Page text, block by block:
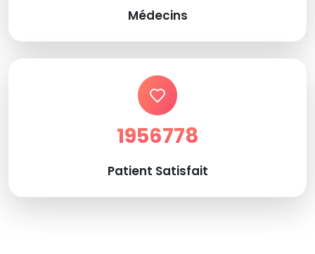
Médecins
1956778
Patient Satisfait